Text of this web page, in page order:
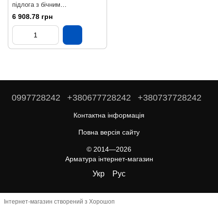
підлога з бічним
підключенням НЕРЖ 9
6 908.78 грн
0997728242 +380677728242 +380737728242
Контактна інформація
Повна версія сайту
© 2014—2026
Арматура інтернет-магазин
Укр Рус
Інтернет-магазин створений з Хорошоп